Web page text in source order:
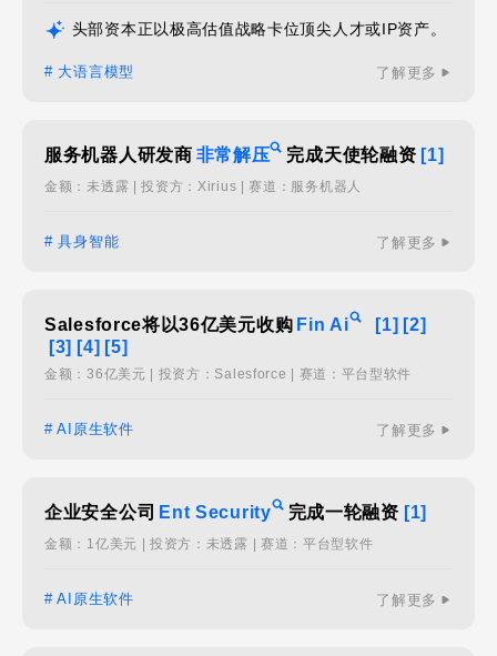
头部资本正以极高估值战略卡位顶尖人才或IP资产。
# 大语言模型 了解更多
服务机器人研发商 非常解压 完成天使轮融资 [1]
金额：未透露 | 投资方：Xirius | 赛道：服务机器人
# 具身智能 了解更多
Salesforce将以36亿美元收购 Fin Ai [1] [2]
[3] [4] [5]
金额：36亿美元 | 投资方：Salesforce | 赛道：平台型软件
# AI原生软件 了解更多
企业安全公司 Ent Security 完成一轮融资 [1]
金额：1亿美元 | 投资方：未透露 | 赛道：平台型软件
# AI原生软件 了解更多